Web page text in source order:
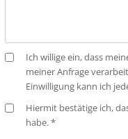
Ich willige ein, dass
meiner Anfrage
Einwilligung kann ich
Hiermit bestätige ich,
habe. *